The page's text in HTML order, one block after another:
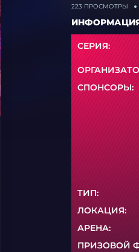
223 ПРОСМОТРЫ
СЕРИЯ:
СПОНСОРЫ:
ТИП:
ЛОКАЦИЯ:
АРЕНА:
ПРИЗОВОЙ